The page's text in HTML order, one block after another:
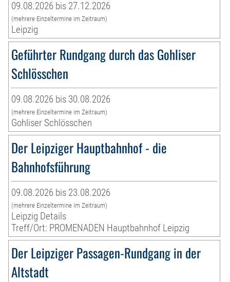
09.08.2026 bis 27.12.2026
(mehrere Einzeltermine im Zeitraum)
Leipzig
Geführter Rundgang durch das Gohliser
Schlösschen
09.08.2026 bis 30.08.2026
(mehrere Einzeltermine im Zeitraum)
Gohliser Schlösschen
Der Leipziger Hauptbahnhof - die
Bahnhofsführung
09.08.2026 bis 23.08.2026
(mehrere Einzeltermine im Zeitraum)
Leipzig Details
Treff/Ort: PROMENADEN Hauptbahnhof Leipzig
Der Leipziger Passagen-Rundgang in der
Altstadt